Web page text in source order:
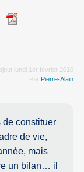
lundi 1er février 2010
Par Pierre-Alain
de constituer
de vie,
mais
un bilan… il